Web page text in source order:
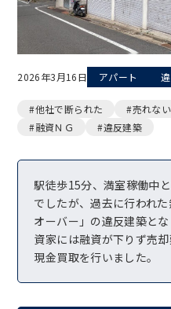
2026年3月16日 アパート
#他社で断られた #売れない
#融資ＮＧ
#違反建築
駅徒歩15分、満室稼働中
でしたが、過去に行われ
オーバー」の違反建築と
資家には融資が下りず売
現金買取を行いました。